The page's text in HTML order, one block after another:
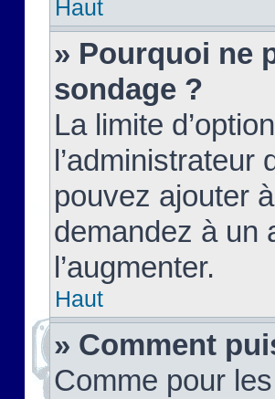
Haut
» Pourquoi ne
sondage ?
La limite
l’administrateur
pouvez ajouter
demandez à un
l’augmenter.
Haut
» Comment
Comme pour